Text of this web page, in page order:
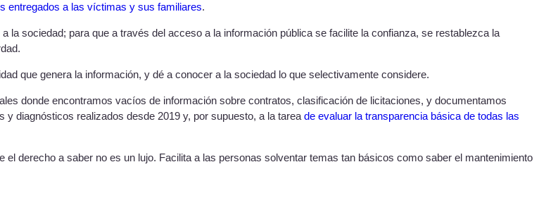
entregados a las víctimas y sus familiares.
la sociedad; para que a través del acceso a la información pública se facilite la confianza, se restablezca la
que genera la información, y dé a conocer a la sociedad lo que selectivamente considere.
donde encontramos vacíos de información sobre contratos, clasificación de licitaciones, y documentamos
diagnósticos realizados desde 2019 y, por supuesto, a la tarea de evaluar la transparencia básica de todas las
derecho a saber no es un lujo. Facilita a las personas solventar temas tan básicos como saber el mantenimiento